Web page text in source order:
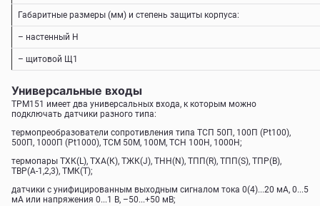
Габаритные размеры (мм) и степень защиты корпуса:
– настенный Н
– щитовой Щ1
Универсальные входы
ТРМ151 имеет два универсальных входа, к которым можно
подключать датчики разного типа:
термопреобразователи сопротивления типа ТСП 50П, 100П (Pt100),
500П, 1000П (Pt1000), ТСМ 50М, 100М, ТСН 100Н, 1000Н;
термопары TХК(L), ТХА(К), ТЖК(J), ТНН(N), ТПП(R), ТПП(S), ТПР(В),
TВР(А-1,2,3), ТМК(Т);
датчики с унифицированным выходным сигналом тока 0(4)...20 мА, 0...5
мА или напряжения 0...1 В, –50...+50 мВ;